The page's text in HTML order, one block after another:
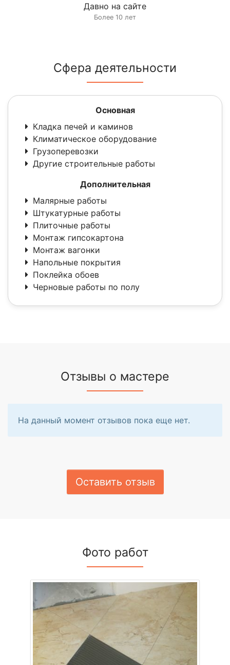
Давно на сайте
Более 10 лет
Сфера деятельности
Основная
Кладка печей и каминов
Климатическое оборудование
Грузоперевозки
Другие строительные работы
Дополнительная
Малярные работы
Штукатурные работы
Плиточные работы
Монтаж гипсокартона
Монтаж вагонки
Напольные покрытия
Поклейка обоев
Черновые работы по полу
Отзывы о мастере
На данный момент отзывов пока еще нет.
Оставить отзыв
Фото работ